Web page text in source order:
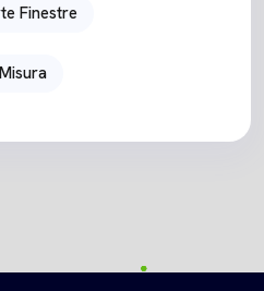
Finestre